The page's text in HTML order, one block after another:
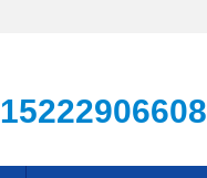
15222906608